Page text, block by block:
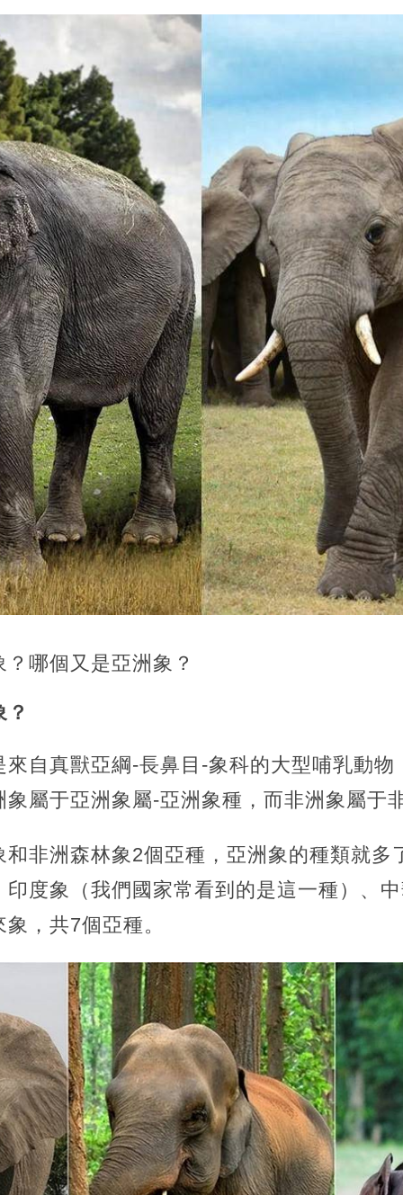
哪個又是亞洲象？
自真獸亞綱-長鼻目-象科的大型哺乳動
屬于亞洲象屬-亞洲象種，而非洲象屬于
非洲森林象2個亞種，亞洲象的種類就多
度象（我們國家常看到的是這一種）、
，共7個亞種。